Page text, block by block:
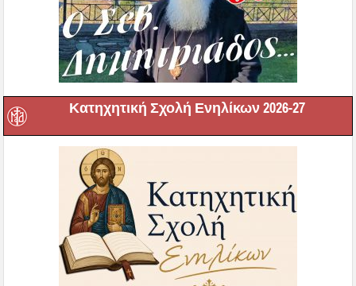
Κατηχητική Σχολή Ενηλίκων 2026-27